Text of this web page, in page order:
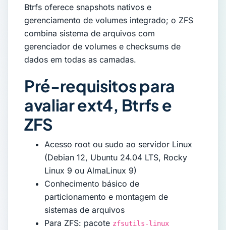
Btrfs oferece snapshots nativos e
gerenciamento de volumes integrado; o ZFS
combina sistema de arquivos com
gerenciador de volumes e checksums de
dados em todas as camadas.
Pré-requisitos para
avaliar ext4, Btrfs e
ZFS
Acesso root ou sudo ao servidor Linux
(Debian 12, Ubuntu 24.04 LTS, Rocky
Linux 9 ou AlmaLinux 9)
Conhecimento básico de
particionamento e montagem de
sistemas de arquivos
Para ZFS: pacote zfsutils-linux